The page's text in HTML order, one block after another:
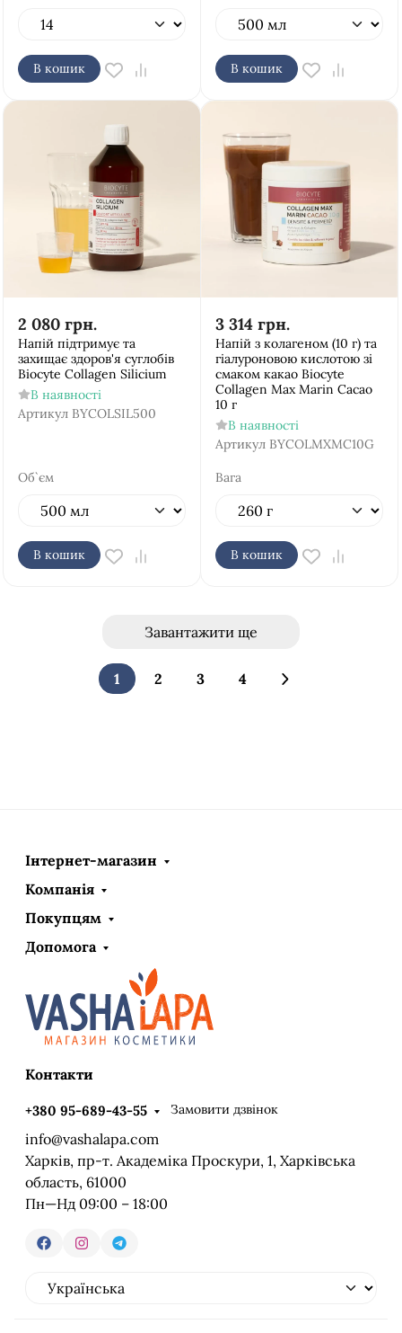
В кошик В кошик
2 080 грн.
Напій підтримує та
захищає здоров'я суглобів
Biocyte Collagen Silicium
В наявності
Артикул BYCOLSIL500
Об`єм
В кошик
3 314 грн.
Напій з колагеном (10 г) та
гіалуроновою кислотою зі
смаком какао Biocyte
Collagen Max Marin Cacao
10 г
В наявності
Артикул BYCOLMXMC10G
Вага
В кошик
Завантажити ще
1 2 3 4
Інтернет-магазин
Компанія
Покупцям
Допомога
Контакти
+380 95-689-43-55 Замовити дзвінок
info@vashalapa.com
Харків, пр-т. Академіка Проскури, 1, Харківська
область, 61000
Пн—Нд 09:00 – 18:00